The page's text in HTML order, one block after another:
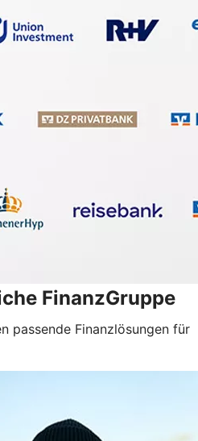
FinanzGruppe
passende Finanzlösungen für